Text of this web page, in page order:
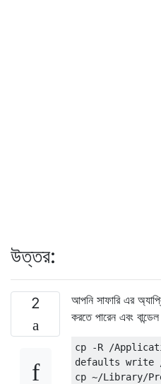
উত্তর:
2
আপনি সাফারি এর
করতে পারেন এবং
cp -R /
defaults write